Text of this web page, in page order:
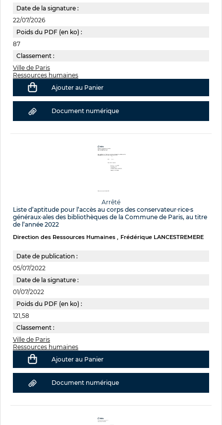
Date de la signature :
22/07/2026
Poids du PDF (en ko) :
87
Classement :
Ville de Paris
Ressources humaines
Ajouter au Panier
Document numérique
Arrêté
Liste d’aptitude pour l’accès au corps des conservateur·rice·s
généraux·ales des bibliothèques de la Commune de Paris, au titre
de l’année 2022
Direction des Ressources Humaines Frédérique LANCESTREMERE
Date de publication :
05/07/2022
Date de la signature :
01/07/2022
Poids du PDF (en ko) :
121,58
Classement :
Ville de Paris
Ressources humaines
Ajouter au Panier
Document numérique